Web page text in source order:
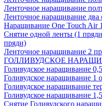
Ленточное наращивание
Ленточное наращивание два
Наращивание One Touch Air
Снятие одной ленты (1
пряди)
Ленточное наращивание 2
ГОЛЛИВУДСКОЕ
Голивудское наращивание
Голивудское наращивание 1
Голивудское наращивание
Голивудское наращивание
Снятие Голивудского